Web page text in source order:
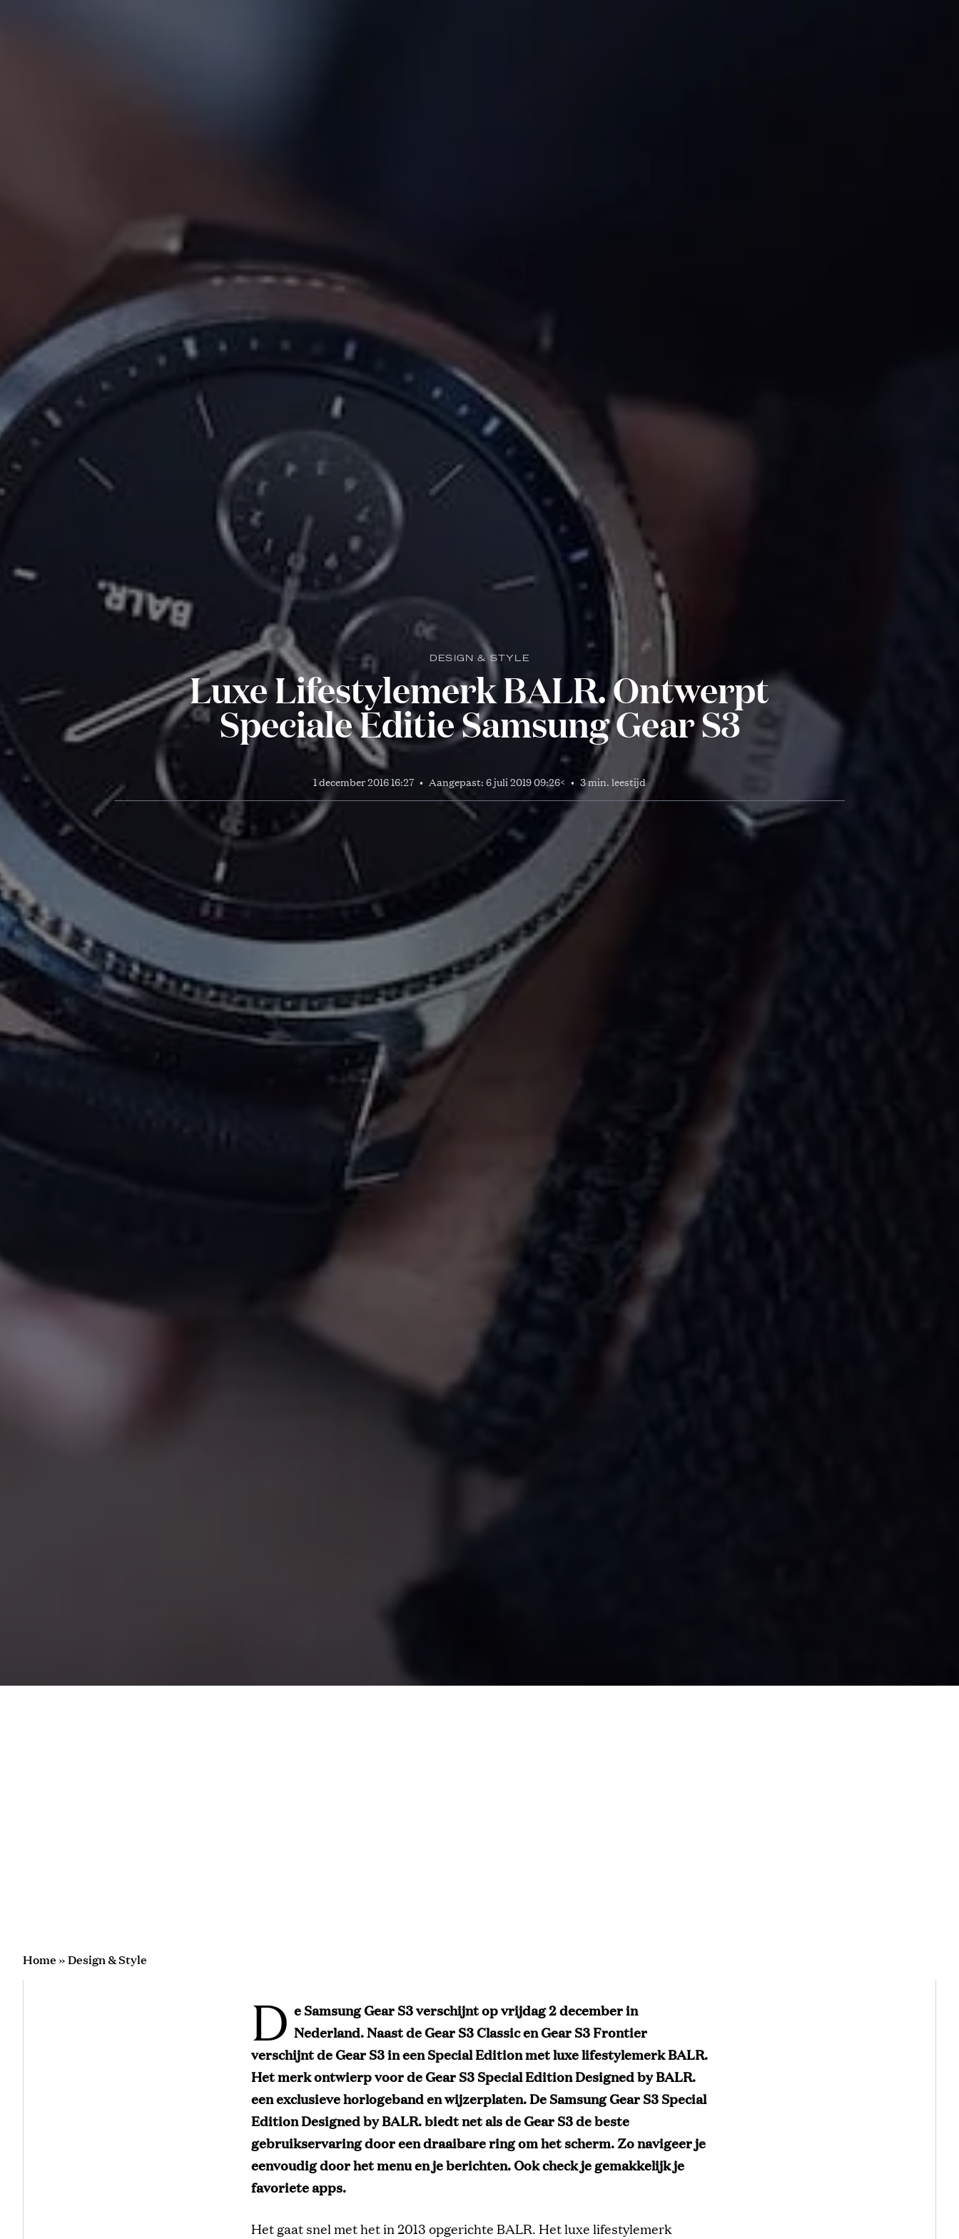
DESIGN & STYLE
Luxe Lifestylemerk BALR. Ontwerpt
Speciale Editie Samsung Gear S3
1 december 2016 16:27 • Aangepast: 6 juli 2019 09:26< • 3 min. leestijd
Home»Design & Style
D e Samsung Gear S3 verschijnt op vrijdag 2 december in
Nederland. Naast de Gear S3 Classic en Gear S3 Frontier
verschijnt de Gear S3 in een Special Edition met luxe lifestylemerk BALR.
Het merk ontwierp voor de Gear S3 Special Edition Designed by BALR.
een exclusieve horlogeband en wijzerplaten. De Samsung Gear S3 Special
Edition Designed by BALR. biedt net als de Gear S3 de beste
gebruikservaring door een draaibare ring om het scherm. Zo navigeer je
eenvoudig door het menu en je berichten. Ook check je gemakkelijk je
favoriete apps.
Het gaat snel met het in 2013 opgerichte BALR. Het luxe lifestylemerk